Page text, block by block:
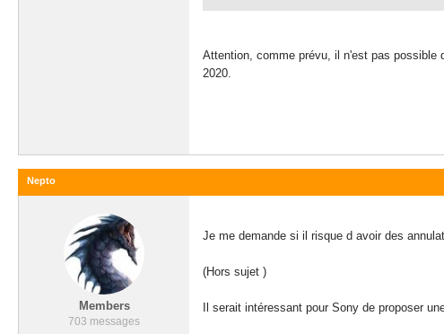
Attention, comme prévu, il n'est pas possible
2020.
Nepto
Members
703 messages
Je me demande si il risque d avoir des
(Hors sujet )
Il serait intéressant pour Sony de proposer